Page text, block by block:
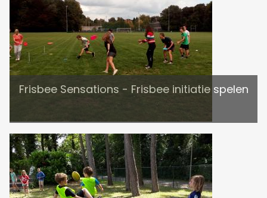
Frisbee Sensations - Frisbee initiatie spelen